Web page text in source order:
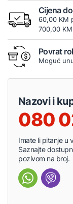
Cijena
60,00 KM
700,00
Povrat
Moguć
Nazovi i
080
Imate li pitanje u
Saznajte
pozivom na broj.